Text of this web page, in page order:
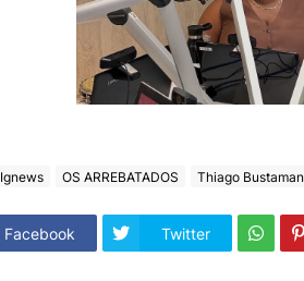
Ignews OS ARREBATADOS Thiago
Facebook Twitter